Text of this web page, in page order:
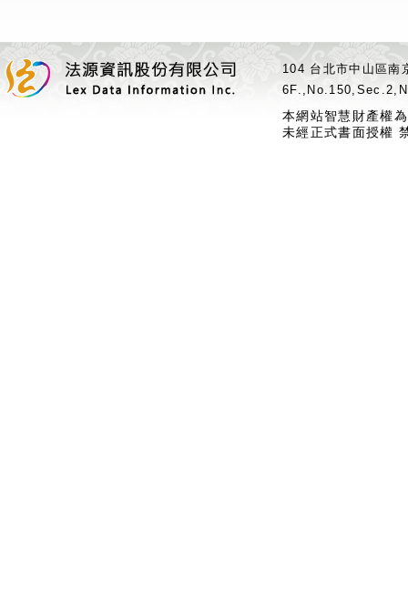
104 台北市中山區
本網站智慧財產權
未經正式書面授權